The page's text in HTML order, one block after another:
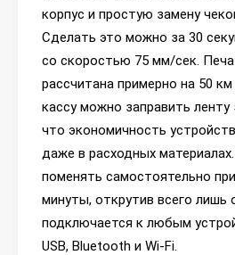
корпус и простую замену
Сделать это можно за 30
со скоростью 75 мм/сек.
рассчитана примерно на 50
кассу можно заправить
что экономичность
даже в расходных
поменять самостоятельно
минуты, открутив всего лишь
подключается к любым
USB, Bluetooth и Wi-Fi.